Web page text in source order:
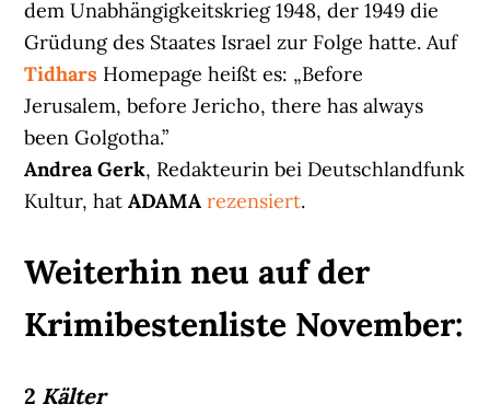
dem Unabhängigkeitskrieg 1948, der 1949 die
Grüdung des Staates Israel zur Folge hatte. Auf
Tidhars Homepage heißt es: „Before
Jerusalem, before Jericho, there has always
been Golgotha.”
Andrea Gerk, Redakteurin bei Deutschlandfunk
Kultur, hatADAMArezensiert.
Weiterhin neu auf der
Krimibestenliste November:
2 Kälter